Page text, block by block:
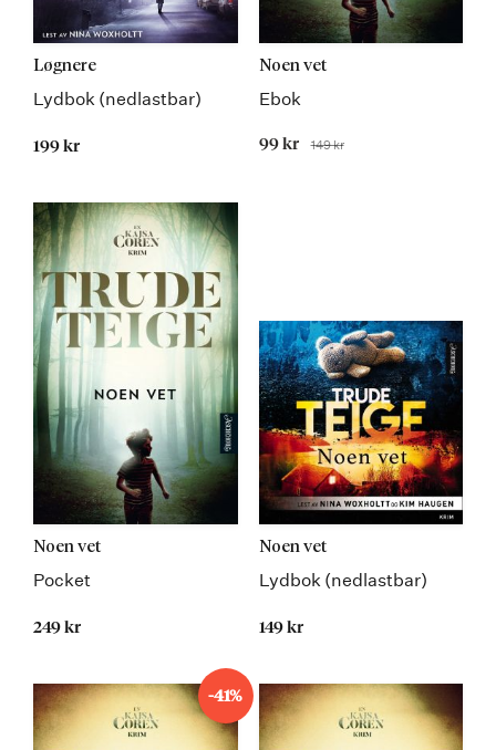
Løgnere
Lydbok (nedlastbar)
199 kr
Noen vet
Ebok
Tilbudspris
99 kr Før
149 kr
Noen vet
Pocket
249 kr
Noen vet
Lydbok (nedlastbar)
149 kr
-41%